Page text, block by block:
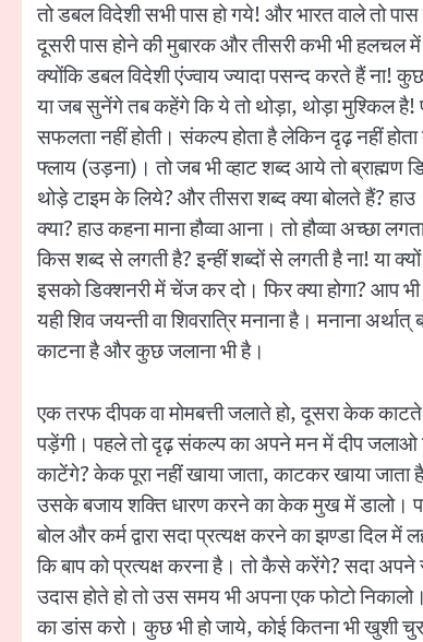
तो डबल विदेशी सभी पास हो गये! और भारत वाले तो
दूसरी पास होने की मुबारक और तीसरी कभी भी
क्योंकि डबल विदेशी एंज्वाय ज्यादा पसन्द करते हैं ना!
या जब सुनेंगे तब कहेंगे कि ये तो थोड़ा, थोड़ा मुश्किल
सफलता नहीं होती। संकल्प होता है लेकिन दृढ़ नहीं
फ्लाय (उड़ना)। तो जब भी व्हाट शब्द आये तो ब्राह्मण
थोड़े टाइम के लिये? और तीसरा शब्द क्या बोलते हैं?
क्या? हाउ कहना माना हौव्वा आना। तो हौव्वा अच्छा
किस शब्द से लगती है? इन्हीं शब्दों से लगती है ना! या
इसको डिक्शनरी में चेंज कर दो। फिर क्या होगा? आप
यही शिव जयन्ती वा शिवरात्रि मनाना है। मनाना
काटना है और कुछ जलाना भी है।
एक तरफ दीपक वा मोमबत्ती जलाते हो, दूसरा केक काटते
पड़ेंगी। पहले तो दृढ़ संकल्प का अपने मन में दीप जलाओ
काटेंगे? केक पूरा नहीं खाया जाता, काटकर खाया
उसके बजाय शक्ति धारण करने का केक मुख में डालो।
बोल और कर्म द्वारा सदा प्रत्यक्ष करने का झण्डा दिल
कि बाप को प्रत्यक्ष करना है। तो कैसे करेंगे? सदा
उदास होते हो तो उस समय भी अपना एक फोटो
का डांस करो। कुछ भी हो जाये, कोई कितना भी खुशी